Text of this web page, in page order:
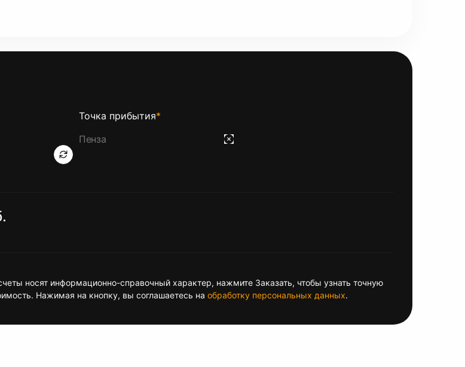
Точка прибытия*
носят информационно-справочный характер, нажмите Заказать, чтобы узнать точную
Нажимая на кнопку, вы соглашаетесь на обработку персональных данных.